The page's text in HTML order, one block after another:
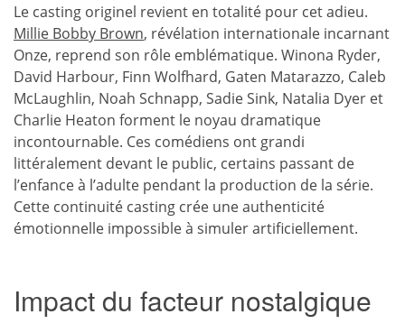
Le casting originel revient en totalité pour cet adieu.
Millie Bobby Brown, révélation internationale incarnant
Onze, reprend son rôle emblématique. Winona Ryder,
David Harbour, Finn Wolfhard, Gaten Matarazzo, Caleb
McLaughlin, Noah Schnapp, Sadie Sink, Natalia Dyer et
Charlie Heaton forment le noyau dramatique
incontournable. Ces comédiens ont grandi
littéralement devant le public, certains passant de
l’enfance à l’adulte pendant la production de la série.
Cette continuité casting crée une authenticité
émotionnelle impossible à simuler artificiellement.
Impact du facteur nostalgique